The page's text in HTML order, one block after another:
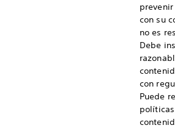
con su
no es
Debe
con
Puede